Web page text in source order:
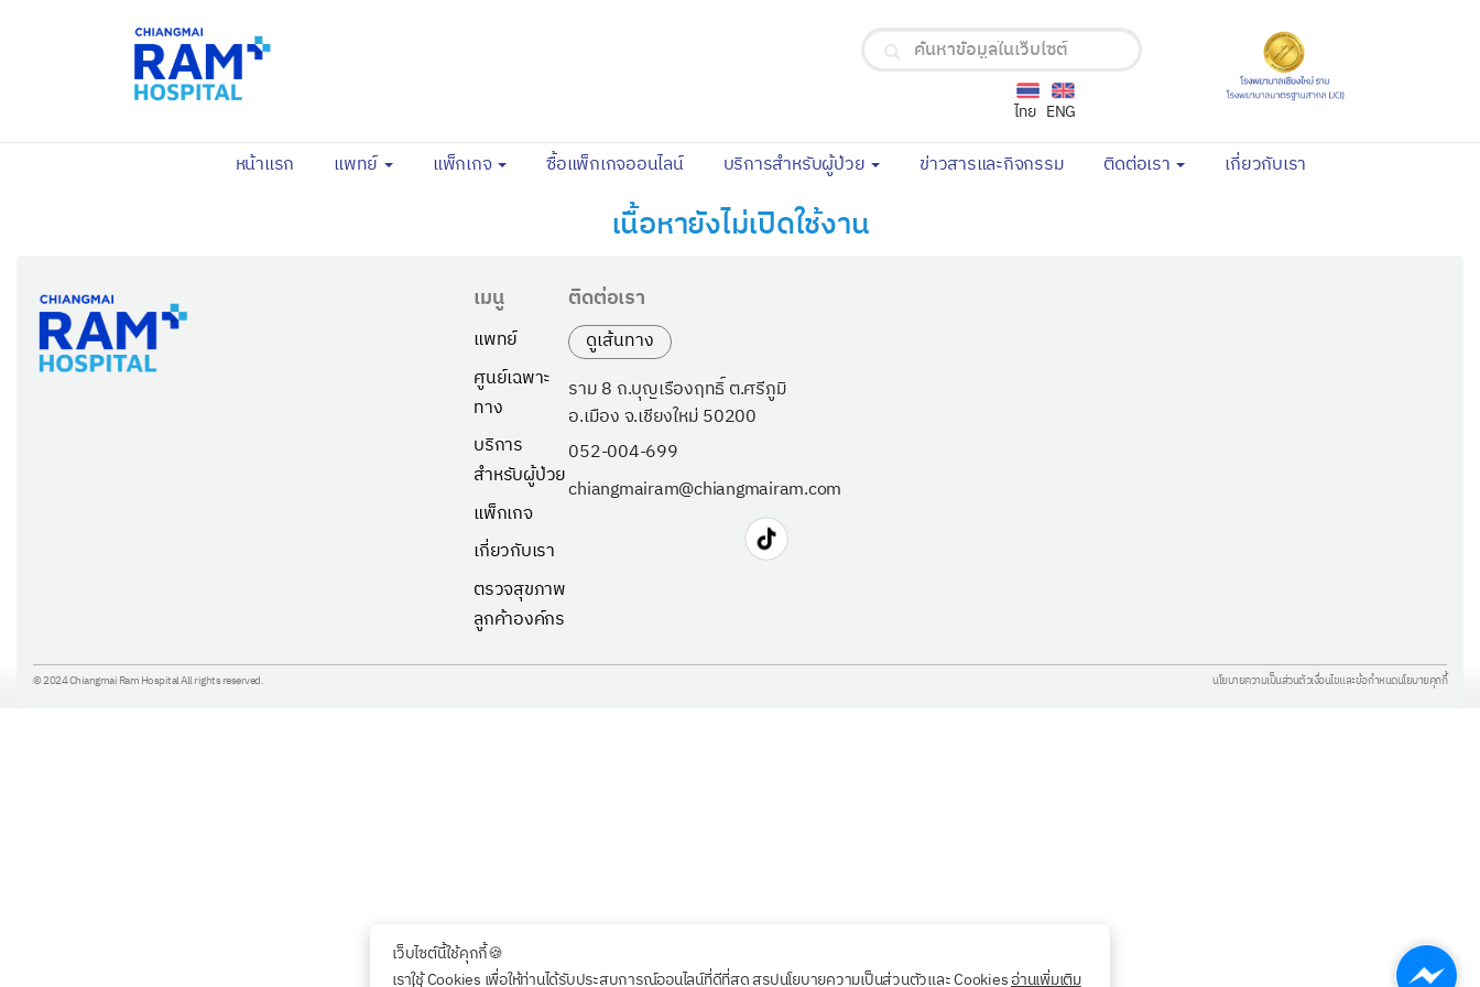
เว็บไซต์นี้ใช้คุกกี้🍪
เราใช้ Cookies เพื่อให้ท่านได้รับประสบการณ์ออนไลน์ที่ดีที่สุด สรุปนโยบายความเป็นส่วนตัวและ Cookiesอ่านเพิ่มเติม
ENG
ไทย
หน้าแรก (current)
แพทย์ แพ็กเกจ ซื้อแพ็กเกจออนไลน์(current)บริการสำหรับผู้ป่วย ข่าวสารและกิจกรรม(current)ติดต่อเรา เกี่ยวกับเรา
เนื้อหายังไม่เปิดใช้งาน
เมนู
แพทย์
ศูนย์เฉพาะ
ทาง
บริการ
สำหรับผู้ป่วย
แพ็กเกจ
เกี่ยวกับเรา
ตรวจสุขภาพ
ลูกค้าองค์กร
ติดต่อเรา
ดูเส้นทาง
ราม 8 ถ.บุญเรืองฤทธิ์ ต.ศรีภูมิ
อ.เมือง จ.เชียงใหม่ 50200
052-004-699
chiangmairam@chiangmairam.com
© 2024 Chiangmai Ram Hospital All rights reserved. นโยบายความเป็นส่วนตัวเงื่อนไขและข้อกำหนดนโยบายคุกกี้